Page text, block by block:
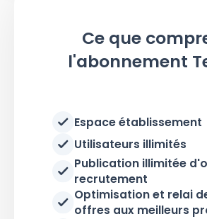
Ce que
l'abonnement
Espace établissement
Utilisateurs illimités
Publication illimitée
recrutement
Optimisation et relai
offres aux meilleurs